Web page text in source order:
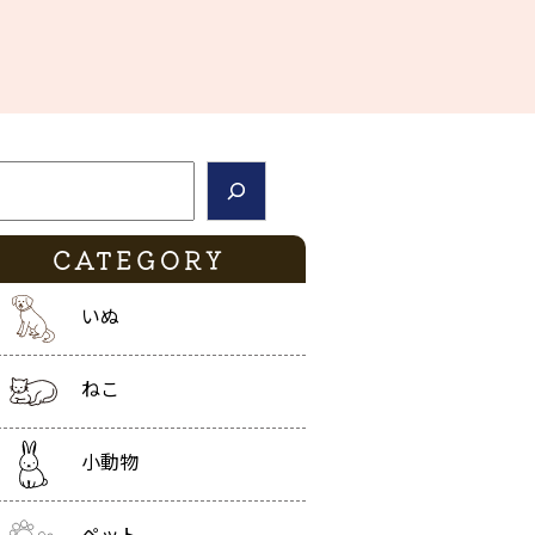
CATEGORY
いぬ
ねこ
小動物